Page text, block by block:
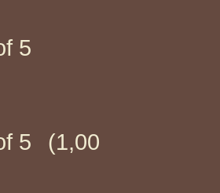
(1,00